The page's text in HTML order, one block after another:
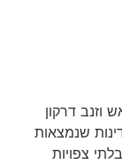
וזנב דרקון
שנמצאות
צפויות